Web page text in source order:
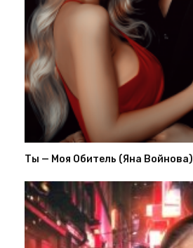
Ты — Моя Обитель (Яна Войнова)